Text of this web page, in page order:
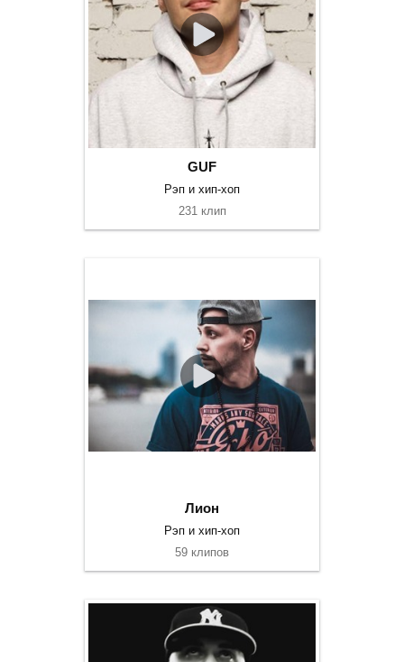
GUF
Рэп и хип-хоп
231 клип
Лион
Рэп и хип-хоп
59 клипов